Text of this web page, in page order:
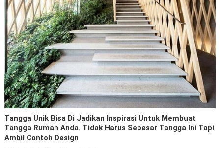
Tangga Unik Bisa Di Jadikan Inspirasi Untuk Membuat
Tangga Rumah Anda. Tidak Harus Sebesar Tangga Ini Tapi
Ambil Contoh Design